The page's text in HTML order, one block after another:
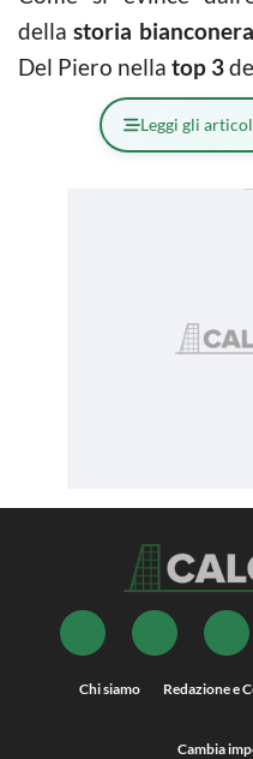
della storia bianconera
Del Piero nella top 3
Leggi gli
Chi siamo Redazione e
Cambia